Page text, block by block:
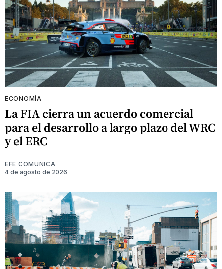
ECONOMÍA
La FIA cierra un acuerdo comercial
para el desarrollo a largo plazo del WRC
y el ERC
EFE COMUNICA
4 de agosto de 2026